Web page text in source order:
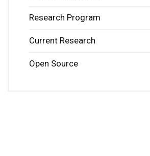
Research Program
Current Research
Open Source